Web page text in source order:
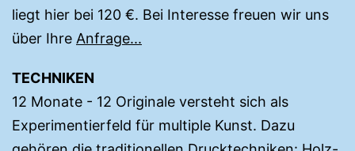
liegt hier bei 120 €. Bei Interesse freuen wir uns
über Ihre Anfrage...
TECHNIKEN
12 Monate - 12 Originale versteht sich als
Experimentierfeld für multiple Kunst. Dazu